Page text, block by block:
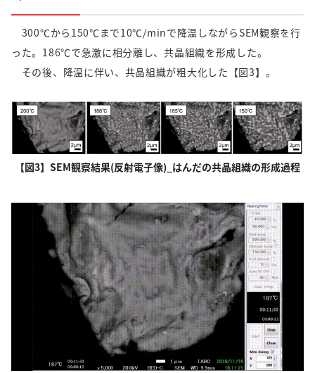
300℃から150℃まで10℃/minで降温しながらSEM観察を行
った。186℃で急激に相分離し、共晶組織を形成した。
その後、降温に伴い、共晶組織が粗大化した【図3】。
【図3】SEM観察結果(反射電子像)_はんだの共晶組織の形成過程